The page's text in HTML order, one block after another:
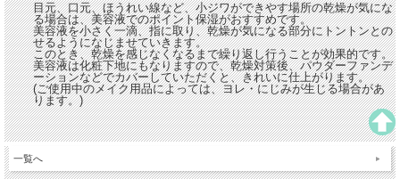
目元、口元、ほうれい線など、小ジワができやす場所の乾燥が気にな
る場合は、美容液でのポイント保湿がおすすめです。
美容液を小さく一滴、指に取り、乾燥が気になる部分にトントンとの
せるようになじませていきます。
このとき、乾燥を感じなくなるまで繰り返し行うことが効果的です。
美容液は化粧下地にもなりますので、乾燥対策後、パウダーファンデ
ーションなどでカバーしていただくと、きれいに仕上がります。
(ご使用中のメイク用品によっては、ヨレ・にじみが生じる場合があ
ります。)
一覧へ